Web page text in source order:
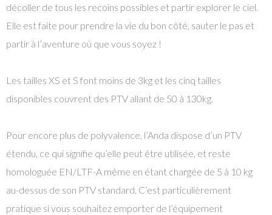
décoller de tous les recoins possibles et partir explorer le ciel.
Elle est faite pour prendre la vie du bon côté, sauter le pas et
partir à l’aventure où que vous soyez !
Les tailles XS et S font moins de 3kg et les cinq tailles
disponibles couvrent des PTV allant de 50 à 130kg.
Pour encore plus de polyvalence, l’Anda dispose d’un PTV
étendu, ce qui signifie qu’elle peut être utilisée, et reste
homologuée EN/LTF-A même en étant chargée de 5 à 10 kg
au-dessus de son PTV standard. C’est particulièrement
pratique si vous souhaitez emporter de l’équipement